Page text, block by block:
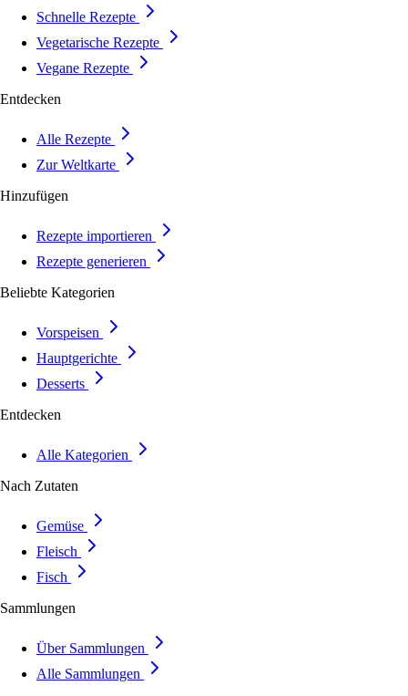
Schnelle Rezepte
Vegetarische Rezepte
Vegane Rezepte
Entdecken
Alle Rezepte
Zur Weltkarte
Hinzufügen
Rezepte importieren
Rezepte generieren
Beliebte Kategorien
Vorspeisen
Hauptgerichte
Desserts
Entdecken
Alle Kategorien
Nach Zutaten
Gemüse
Fleisch
Fisch
Sammlungen
Über Sammlungen
Alle Sammlungen